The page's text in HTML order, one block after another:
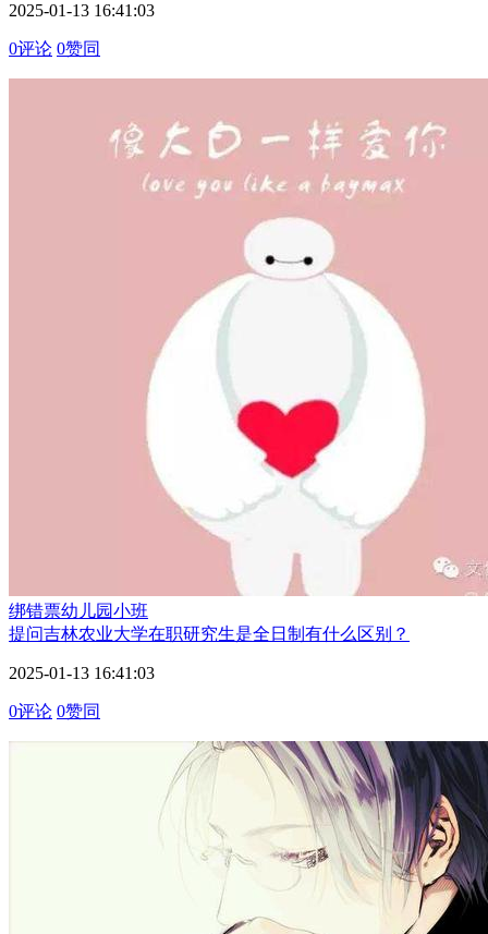
2025-01-13 16:41:03
0评论 0赞同
绑错票幼儿园小班
提问吉林农业大学在职研究生是全日制有什么区别？
2025-01-13 16:41:03
0评论 0赞同